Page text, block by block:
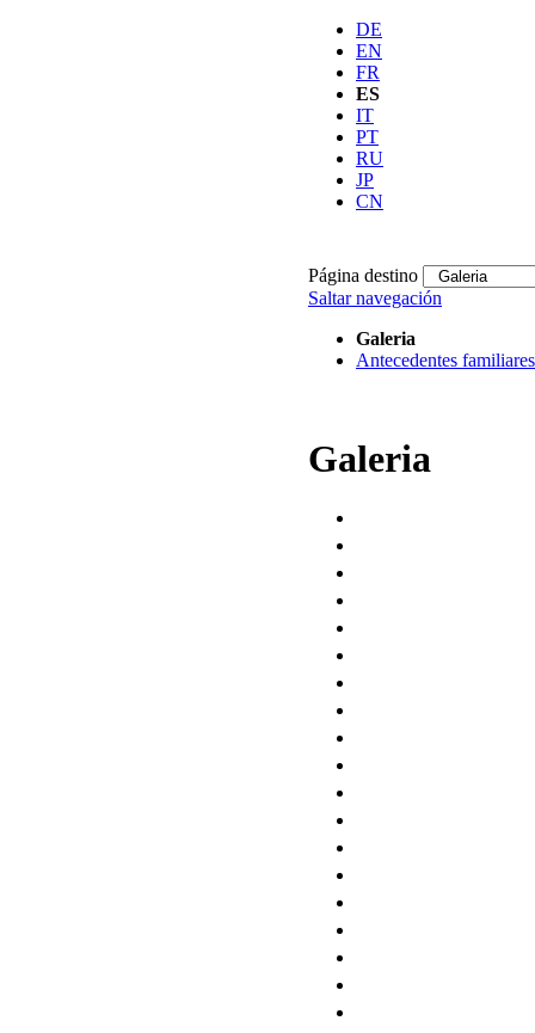
DE
EN
FR
ES
IT
PT
RU
JP
CN
Página destino
Saltar navegación
Galeria
Antecedentes familiares
Galeria